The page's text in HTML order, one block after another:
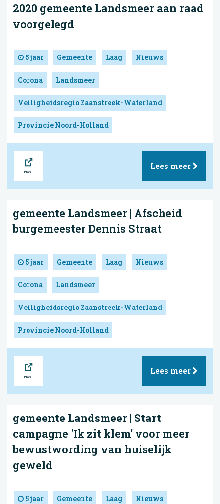
2020 gemeente Landsmeer aan raad
voorgelegd
5 jaar Gemeente Laag Nieuws
Corona Landsmeer
Veiligheidsregio Zaanstreek-Waterland
Provincie Noord-Holland
Lees meer
gemeente Landsmeer | Afscheid
burgemeester Dennis Straat
5 jaar Gemeente Laag Nieuws
Corona Landsmeer
Veiligheidsregio Zaanstreek-Waterland
Provincie Noord-Holland
Lees meer
gemeente Landsmeer | Start
campagne 'Ik zit klem' voor meer
bewustwording van huiselijk
geweld
5 jaar Gemeente Laag Nieuws